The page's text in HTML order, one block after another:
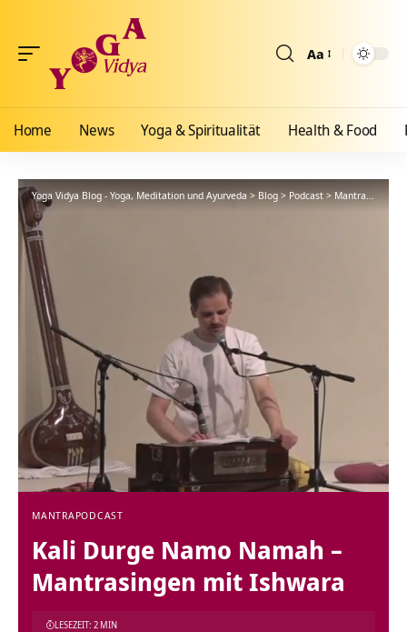
Aa
Home News Yoga & Spiritualität Health & Food
Yoga Vidya Blog - Yoga, Meditation und Ayurveda > Blog >Podcast > Mantra>
MANTRAPODCAST
Kali Durge Namo Namah –
Mantrasingen mit Ishwara
LESEZEIT: 2 MIN